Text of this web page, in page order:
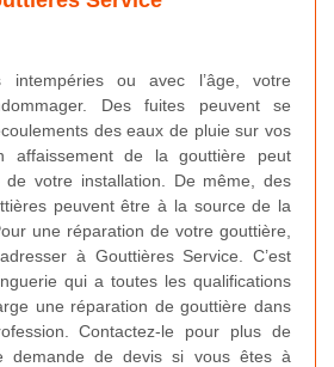
ou avec l’âge, votre
Des fuites peuvent se
des eaux de pluie sur vos
affaissement de la gouttière peut
de votre installation. De même, des
peuvent être à la source de la
une réparation de votre gouttière,
à Gouttières Service. C’est
qui a toutes les qualifications
une réparation de gouttière dans
Contactez-le pour plus de
demande de devis si vous êtes à